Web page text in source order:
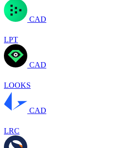
CAD
LPT
CAD
LOOKS
CAD
LRC